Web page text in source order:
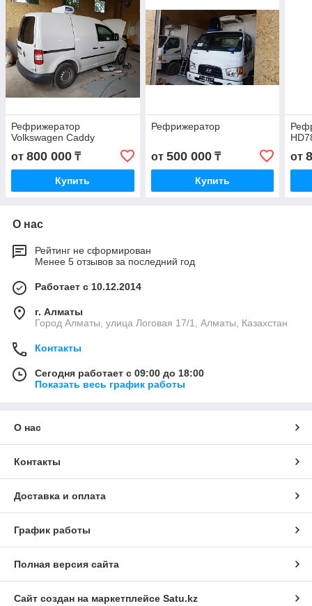
Рефрижератор
Volkswagen Caddy
от 800 000 ₸
Купить
Рефрижератор
от 500 000₸
Купить
от
О нас
Рейтинг не сформирован
Менее 5 отзывов за последний год
Работает с 10.12.2014
г. Алматы
Город Алматы, улица Логовая 17/1, Алматы, Казахстан
Контакты
Сегодня работает с 09:00 до 18:00
Показать весь график работы
О нас
Контакты
Доставка и оплата
График работы
Полная версия сайта
Сайт создан на маркетплейсе Satu.kz